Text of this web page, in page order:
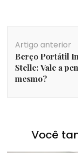
de
post
Artigo anterior
Berço Portátil
Stelle: Vale a
mesmo?
Você